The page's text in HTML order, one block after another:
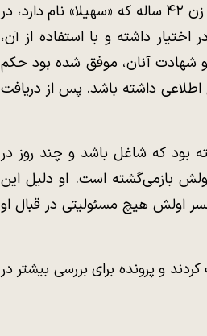
با فاش شدن این موضوع، پلیس تحقیقات خود را آغاز کرد. زن ۴۲ ساله که «سهیلا» نام دارد، در
داشته و با استفاده از آن،
شهادت آنان، موفق شده بود حکم
داشته باشد. پس از دریافت
بود که شاغل باشد و چند روز در
بازمی‌گشته است. او دلیل این
اولش هیچ مسئولیتی در قبال او
و پرونده برای بررسی بیشتر در